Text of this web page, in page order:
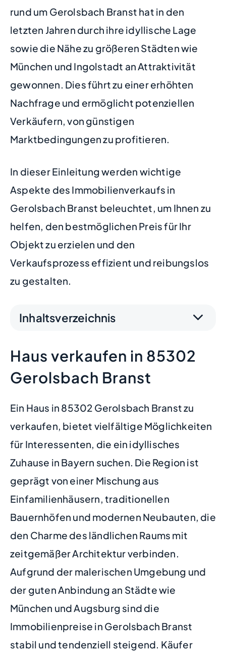
rund um Gerolsbach Branst hat in den
letzten Jahren durch ihre idyllische Lage
sowie die Nähe zu größeren Städten wie
München und Ingolstadt an Attraktivität
gewonnen. Dies führt zu einer erhöhten
Nachfrage und ermöglicht potenziellen
Verkäufern, von günstigen
Marktbedingungen zu profitieren.
In dieser Einleitung werden wichtige
Aspekte des Immobilienverkaufs in
Gerolsbach Branst beleuchtet, um Ihnen zu
helfen, den bestmöglichen Preis für Ihr
Objekt zu erzielen und den
Verkaufsprozess effizient und reibungslos
zu gestalten.
Inhaltsverzeichnis
Haus verkaufen in 85302
Gerolsbach Branst
Ein Haus in 85302 Gerolsbach Branst zu
verkaufen, bietet vielfältige Möglichkeiten
für Interessenten, die ein idyllisches
Zuhause in Bayern suchen. Die Region ist
geprägt von einer Mischung aus
Einfamilienhäusern, traditionellen
Bauernhöfen und modernen Neubauten, die
den Charme des ländlichen Raums mit
zeitgemäßer Architektur verbinden.
Aufgrund der malerischen Umgebung und
der guten Anbindung an Städte wie
München und Augsburg sind die
Immobilienpreise in Gerolsbach Branst
stabil und tendenziell steigend. Käufer